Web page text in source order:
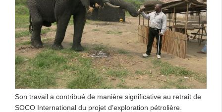
Son travail a contribué de manière significative au retrait de
SOCO International du projet d’exploration pétrolière.